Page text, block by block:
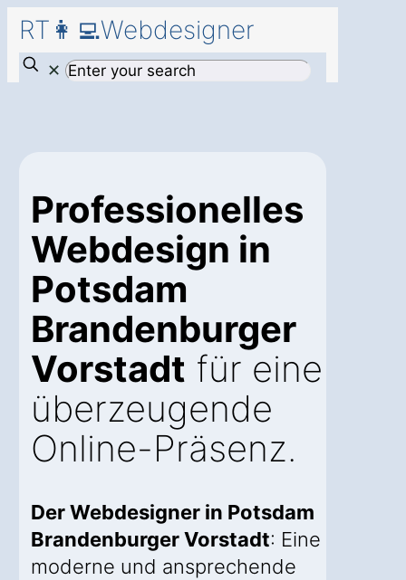
RT👩‍💻Webdesigner
✕
Professionelles
Webdesign in
Potsdam
Brandenburger
Vorstadt für eine
überzeugende
Online-Präsenz.
Der Webdesigner in Potsdam
Brandenburger Vorstadt: Eine
moderne und ansprechende